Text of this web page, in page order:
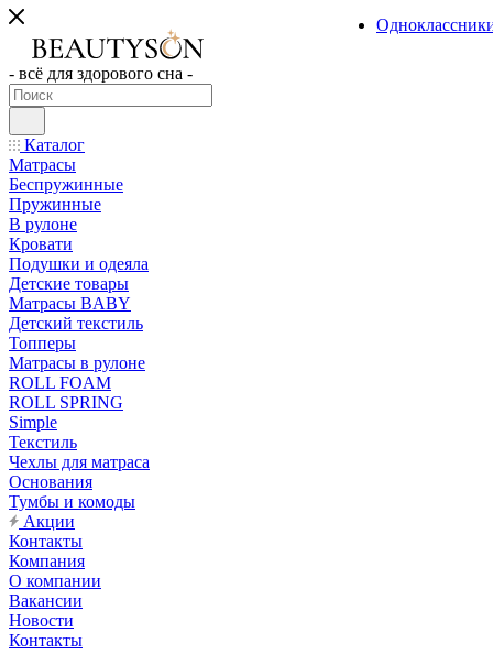
- всё для здорового сна -
Каталог
Матрасы
Беспружинные
Пружинные
В рулоне
Кровати
Подушки и одеяла
Детские товары
Матрасы BABY
Детский текстиль
Топперы
Матрасы в рулоне
ROLL FOAM
ROLL SPRING
Simple
Текстиль
Чехлы для матраса
Основания
Тумбы и комоды
Акции
Контакты
Компания
О компании
Вакансии
Новости
Контакты